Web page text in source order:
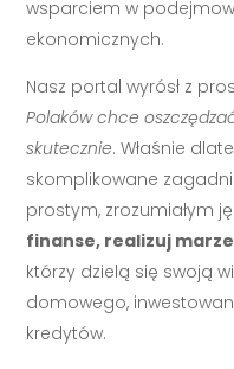
wsparciem w
ekonomicznych.
Nasz portal wyrósł z
Polaków chce
skutecznie. Właśnie
skomplikowane
prostym, zrozumiałym
finanse, realizuj
którzy dzielą się swoją
domowego,
kredytów.